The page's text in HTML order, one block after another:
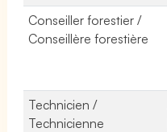
Conseiller forestier /
Conseillère forestière
Technicien /
Technicienne